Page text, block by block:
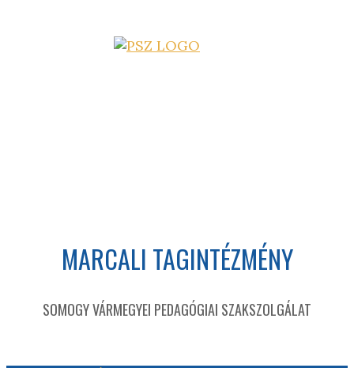
MARCALI TAGINTÉZMÉNY
SOMOGY VÁRMEGYEI PEDAGÓGIAI SZAKSZOLGÁLAT